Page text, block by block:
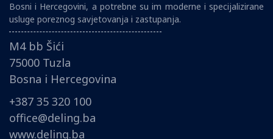
Bosni i Hercegovini, a potrebne su im moderne i specijalizirane
usluge poreznog savjetovanja i zastupanja.
M4 bb Šići
75000 Tuzla
Bosna i Hercegovina
+387 35 320 100
office@deling.ba
www.deling.ba